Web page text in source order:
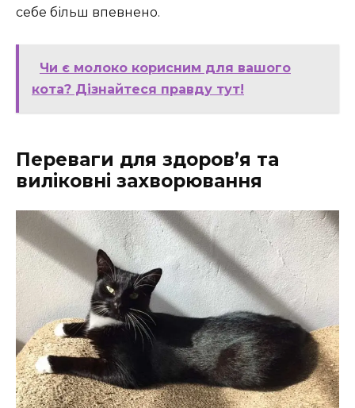
себе більш впевнено.
Чи є молоко корисним для вашого
кота? Дізнайтеся правду тут!
Переваги для здоров’я та
виліковні захворювання